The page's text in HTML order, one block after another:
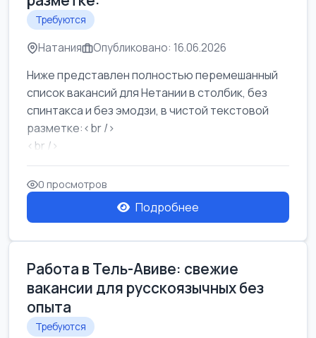
Требуются
Натания Опубликовано: 16.06.2026
Ниже представлен полностью перемешанный
список вакансий для Нетании в столбик, без
спинтакса и без эмодзи, в чистой текстовой
разметке:<br />
<br />
Работа в Нетании на мебельном производстве:
требу...
0 просмотров
Подробнее
Работа в Тель-Авиве: свежие
вакансии для русскоязычных без
опыта
Требуются